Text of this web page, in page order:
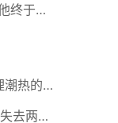
32岁男子吃药后主动摘菜：他终于活过来了？
研究发现手腕冷却法或是管理潮热的有效途径
萨拉·德·拉加德在火车事故中失去两条肢体后如何利用人工智能推广无障碍新技术包括她的"超酷机器人手臂"